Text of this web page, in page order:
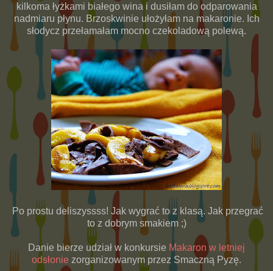
kilkoma łyżkami białego wina i dusiłam do odparowania
nadmiaru płynu. Brzoskwinie ułożyłam na makaronie. Ich
słodycz przełamałam mocno czekoladową polewą.
Po prostu deliszyssss! Jak wygrać to z klasą. Jak przegrać
to z dobrym smakiem ;)
Danie bierze udział w konkursie Makaron w letniej
odsłonie zorganizowanym przez Smaczną Pyzę.